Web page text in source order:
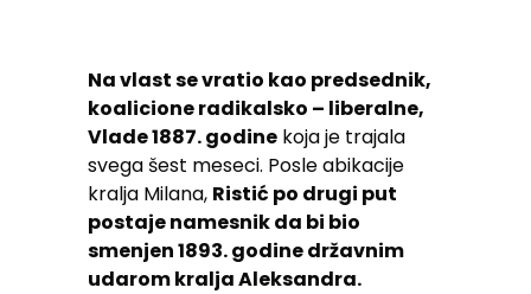
Na vlast se vratio kao predsednik,
koalicione radikalsko – liberalne,
Vlade 1887. godine koja je trajala
svega šest meseci. Posle abikacije
kralja Milana, Ristić po drugi put
postaje namesnik da bi bio
smenjen 1893. godine državnim
udarom kralja Aleksandra.